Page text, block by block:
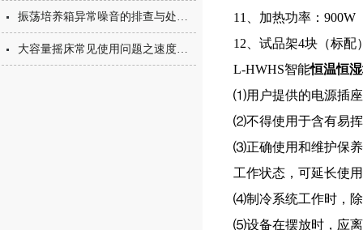
振荡培养箱异常噪音的排查与处理方法
大容量摇床常见使用问题之速度不显示的情况
11、加热功率：900W
12、试品架4块（标配
L-HWHS智能恒温恒
⑴用户提供的电源插
⑵不得使用于含有易
⑶正确使用和维护保
工作状态，可延长使
⑷制冷系统工作时，
⑸设备在摆放时，应